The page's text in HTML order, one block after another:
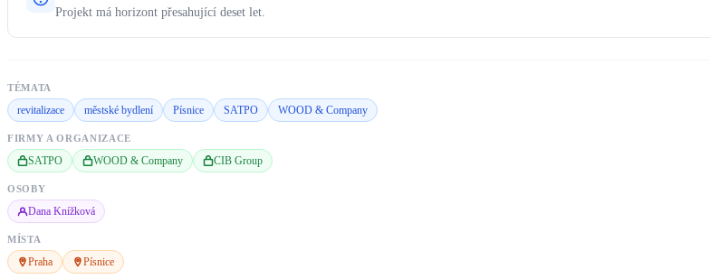
Projekt má horizont přesahující deset let.
TÉMATA
revitalizace městské bydlení Písnice SATPO WOOD & Company
FIRMY A ORGANIZACE
SATPO WOOD & Company CIB Group
OSOBY
Dana Knížková
MÍSTA
Praha Písnice